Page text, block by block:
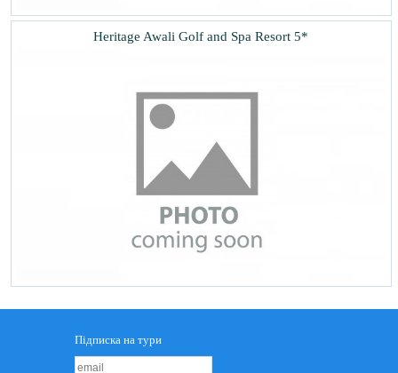
Heritage Awali Golf and Spa Resort 5*